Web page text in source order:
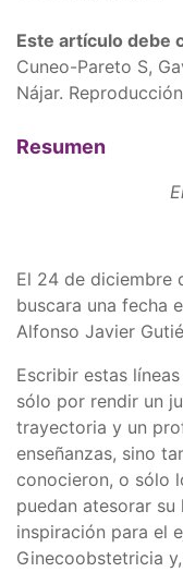
Este artículo debe
Cuneo-Pareto S,
Nájar.
Resumen
El 24 de diciembre
buscara una fecha
Alfonso Javier
Escribir estas
sólo por rendir un
trayectoria y un
enseñanzas, sino
conocieron, o sólo
puedan atesorar
inspiración para el
Ginecoobstetricia